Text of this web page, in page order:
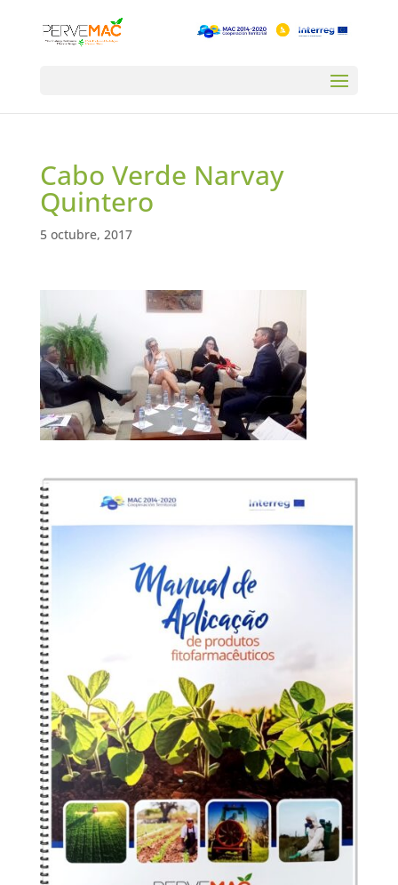
Cabo Verde Narvay
Quintero
5 octubre, 2017